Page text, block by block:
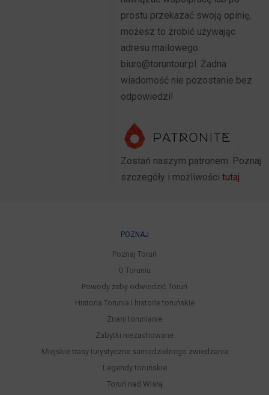
prostu przekazać swoją opinię,
możesz to zrobić używając
adresu mailowego
biuro@toruntour.pl. Żadna
wiadomość nie pozostanie bez
odpowiedzi!
Zostań naszym patronem. Poznaj
szczegóły i możliwości tutaj
POZNAJ
Poznaj Toruń
O Toruniu
Powody żeby odwiedzić Toruń
Historia Torunia i historie toruńskie
Znani torunianie
Zabytki niezachowane
Miejskie trasy turystyczne samodzielnego zwiedzania
Legendy toruńskie
Toruń nad Wisłą